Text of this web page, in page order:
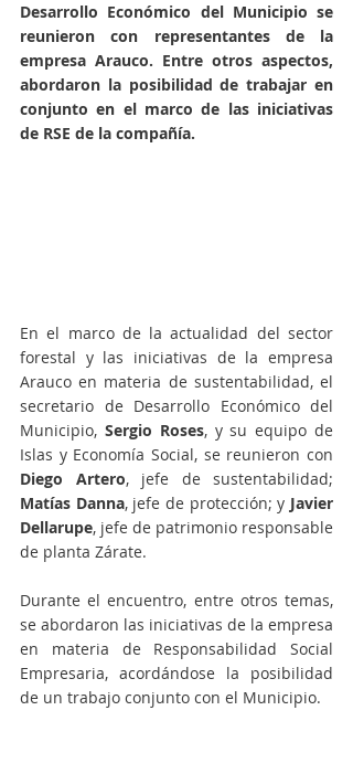
Desarrollo Económico del Municipio se
reunieron con representantes de la
empresa Arauco. Entre otros aspectos,
abordaron la posibilidad de trabajar en
conjunto en el marco de las iniciativas
de RSE de la compañía.
En el marco de la actualidad del sector
forestal y las iniciativas de la empresa
Arauco en materia de sustentabilidad, el
secretario de Desarrollo Económico del
Municipio, Sergio Roses, y su equipo de
Islas y Economía Social, se reunieron con
Diego Artero
Matías Danna, jefe de protección; y Javier
Dellarupe, jefe de patrimonio responsable
de planta Zárate.
Durante el encuentro, entre otros temas,
se abordaron las iniciativas de la empresa
en materia de Responsabilidad Social
Empresaria, acordándose la posibilidad
de un trabajo conjunto con el Municipio.